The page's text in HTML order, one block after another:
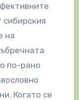
сибирския
на
по-рано
Когато се